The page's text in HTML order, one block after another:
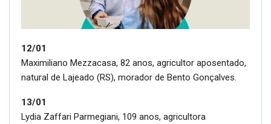
12/01
Maximiliano Mezzacasa, 82 anos, agricultor aposentado,
natural de Lajeado (RS), morador de Bento Gonçalves.
13/01
Lydia Zaffari Parmegiani, 109 anos, agricultora